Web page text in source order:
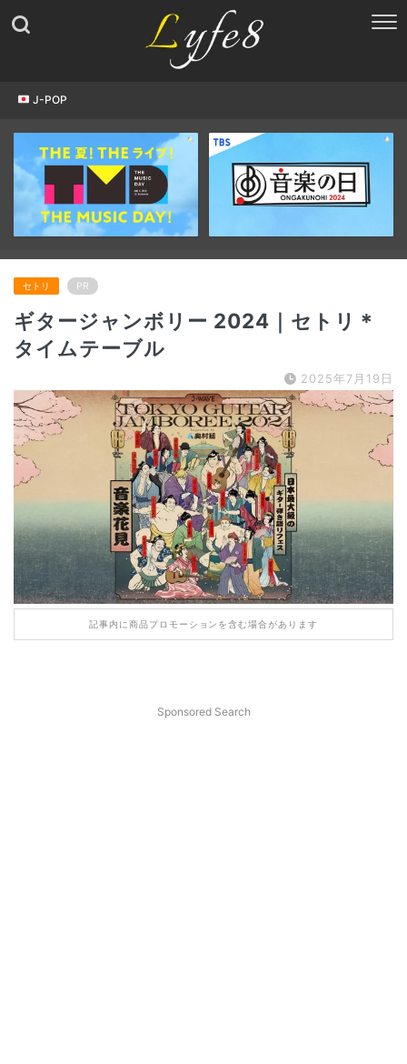
J-POP
セトリ PR
ギタージャンボリー 2024｜セトリ＊
タイムテーブル
2025年7月19日
記事内に商品プロモーションを含む場合があります
Sponsored Search